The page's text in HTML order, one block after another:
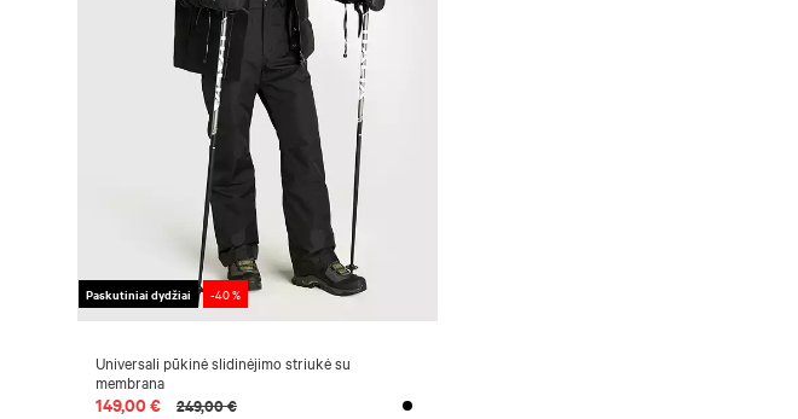
Paskutiniai dydžiai -40 %
Universali pūkinė slidinėjimo striukė su
membrana
149,00 € 249,00 €